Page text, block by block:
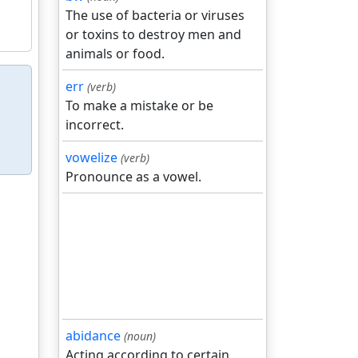
The use of bacteria or viruses
or toxins to destroy men and
animals or food.
err (verb)
To make a mistake or be
incorrect.
vowelize (verb)
Pronounce as a vowel.
abidance (noun)